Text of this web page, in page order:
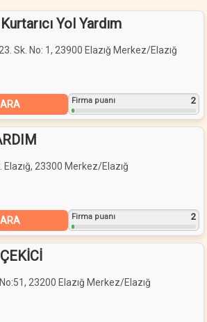
Yol Yardım
Sk. No: 1, 23900 Elazığ Merkez/Elazığ
Firma puanı 2
Elazığ, 23300 Merkez/Elazığ
Firma puanı 2
23200 Elazığ Merkez/Elazığ